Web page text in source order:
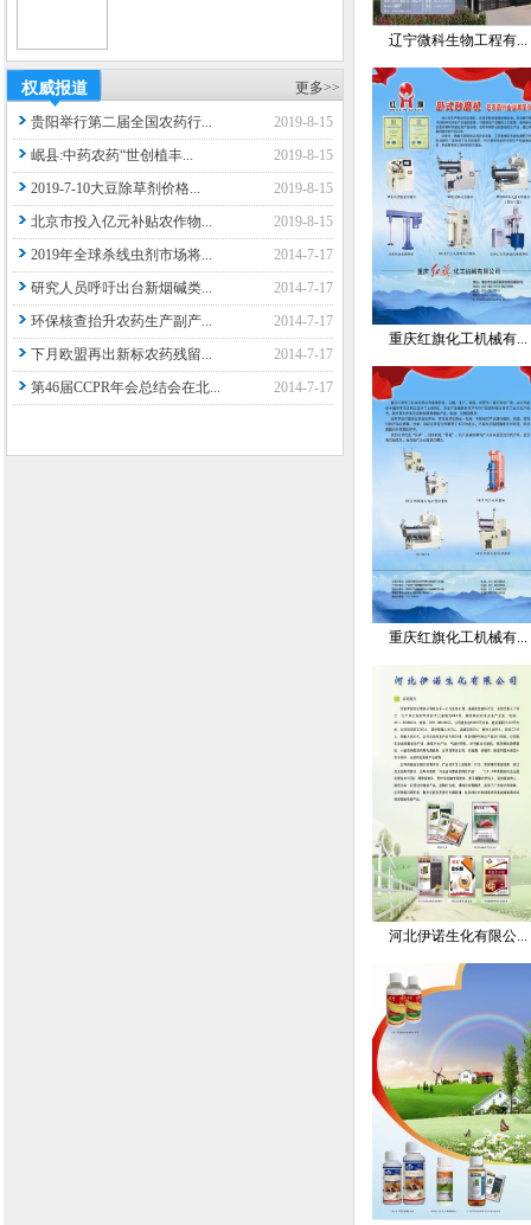
权威报道 更多>>
贵阳举行第二届全国农药行...
2019-8-15
岷县:中药农药“世创植丰...
2019-8-15
2019-7-10大豆除草剂价格...
2019-8-15
北京市投入亿元补贴农作物...
2019-8-15
2019年全球杀线虫剂市场将...
2014-7-17
研究人员呼吁出台新烟碱类...
2014-7-17
环保核查抬升农药生产副产...
2014-7-17
下月欧盟再出新标农药残留...
2014-7-17
第46届CCPR年会总结会在北...
2014-7-17
辽宁微科生物工程有...
重庆红旗化工机械有...
重庆红旗化工机械有...
河北伊诺生化有限公...